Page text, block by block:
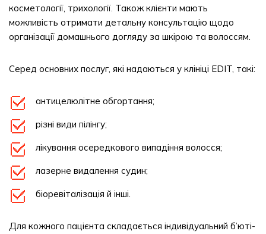
косметології, трихології. Також клієнти мають
можливість отримати детальну консультацію щодо
організації домашнього догляду за шкірою та волоссям.
Серед основних послуг, які надаються у клініці EDIT, такі:
антицелюлітне обгортання;
різні види пілінгу;
лікування осередкового випадіння волосся;
лазерне видалення судин;
біоревіталізація й інші.
Для кожного пацієнта складається індивідуальний б’юті-